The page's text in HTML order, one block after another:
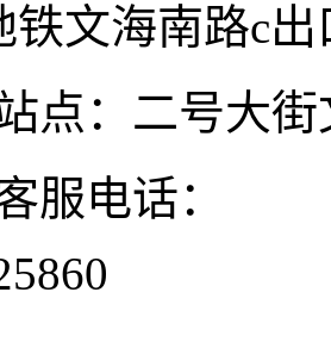
铁文海南路c出
点：二号大
服电话：